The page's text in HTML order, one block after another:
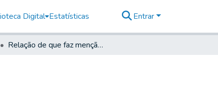
Digital Estatísticas Entrar
Relação de que faz menção a carta supra.